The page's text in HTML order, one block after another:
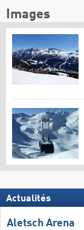
Images
Actualités
Aletsch Arena